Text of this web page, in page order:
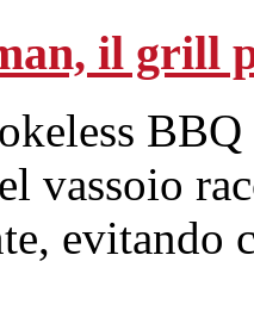
il grill
vassoio
evitando